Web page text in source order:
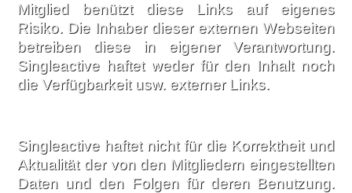
Mitglied benützt diese Links auf eigenes
Risiko. Die Inhaber dieser externen Webseiten
betreiben diese in eigener Verantwortung.
Singleactive haftet weder für den Inhalt noch
die Verfügbarkeit usw. externer Links.
Singleactive haftet nicht für die Korrektheit und
Aktualität der von den Mitgliedern eingestellten
Daten und den Folgen für deren Benutzung.